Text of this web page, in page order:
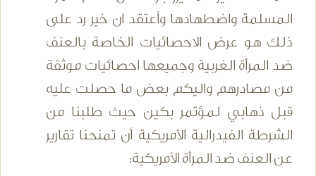
المسلمة واضطهادها وأعتقد ان خير رد على
ذلك هو عرض الاحصائيات الخاصة بالعنف
ضد المرأة الغربية وجميعها احصائيات موثقة
من مصادرهم واليكم بعض ما حصلت عليه
قبل ذهابي لمؤتمر بكين حيث طلبنا من
الشرطة الفيدرالية الأمريكية أن تمنحنا تقارير
عن العنف ضد المرأة الأمريكية: